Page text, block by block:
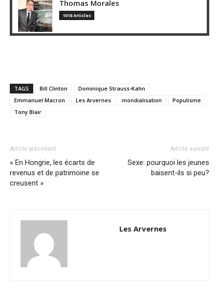
Thomas Morales
1018 Articles
TAGS Bill Clinton
Dominique Strauss-Kahn
Emmanuel Macron
Les Arvernes mondialisation
Populisme
Tony Blair
Article précédent
« En Hongrie, les écarts de
revenus et de patrimoine se
creusent »
Article suivant
Sexe: pourquoi les jeunes
baisent-ils si peu?
Les Arvernes